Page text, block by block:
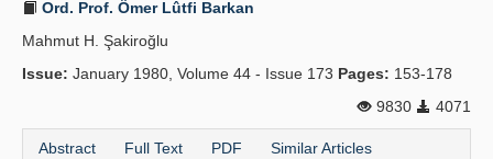
Ord. Prof. Ömer Lûtfi Barkan
Mahmut H. Şakiroğlu
Issue: January 1980, Volume 44 - Issue 173 Pages: 153-178
9830
4071
Abstract Full Text PDF Similar Articles